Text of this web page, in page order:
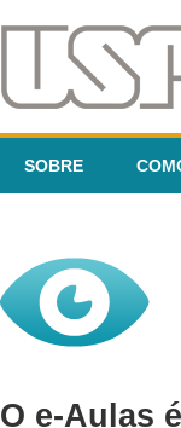
SOBRE
O e-Aulas